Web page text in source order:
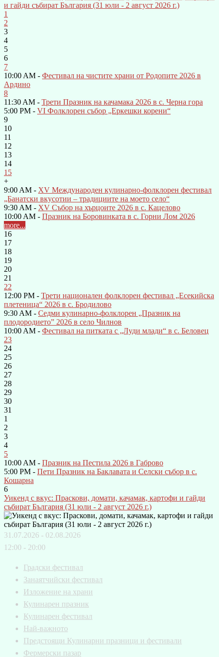
и гайди събират България (31 юли - 2 август 2026 г.)
1
2
3
4
5
6
7
10:00 AM - Фестивал на чистите храни от Родопите 2026 в
Ардино
8
11:30 AM - Трети Празник на качамака 2026 в с. Черна гора
5:00 PM - VI Фолклорен събор „Еркешки корени“
9
10
11
12
13
14
15
+
9:00 AM - XV Международен кулинарно-фолклорен фестивал
„Банатски вкусотии – традициите на моето село“
9:30 AM - XV Събор на хърцоите 2026 в с. Кацелово
10:00 AM - Празник на Боровинката в с. Горни Лом 2026
more...
16
17
18
19
20
21
22
12:00 PM - Трети национален фолклорен фестивал „Есекийска
плетеница“ 2026 в с. Бродилово
9:30 AM - Седми кулинарно-фолклорен „Празник на
плодородието” 2026 в село Чилнов
10:00 AM - Фестивал на питката с „Луди млади“ в с. Беловец
23
24
25
26
27
28
29
30
31
1
2
3
4
5
10:00 AM - Празник на Пестила 2026 в Габрово
5:00 PM - Пети Празник на Баклавата и Селски събор в с.
Кошарна
6
Уикенд с вкус: Праскови, домати, качамак, картофи и гайди
събират България (31 юли - 2 август 2026 г.)
31.07.2026 - 02.08.2026
12:00 - 20:00
Градски фестивал
Занаятчийски фестивал
Изложение на храни
Кулинарен празник
Кулинарен фестивал
Най-важното
Предстоящи Кулинарни празници и фестивали
Фермерски пазар